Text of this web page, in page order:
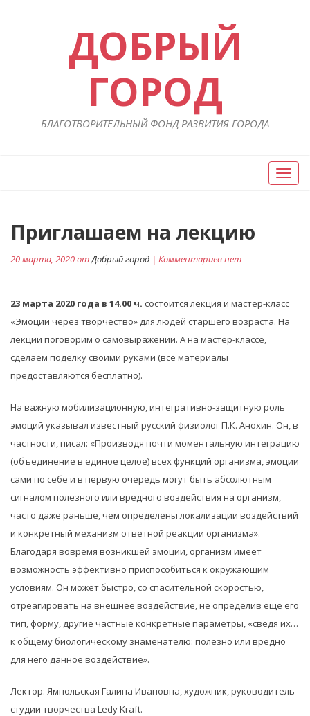
ДОБРЫЙ
ГОРОД
БЛАГОТВОРИТЕЛЬНЫЙ ФОНД РАЗВИТИЯ ГОРОДА
Вкл/
Выкл
Приглашаем на лекцию
20 марта, 2020 отДобрый город | Комментариев нет
23 марта 2020 года в 14.00 ч. состоится лекция и мастер-класс
«Эмоции через творчество» для людей старшего возраста. На
лекции поговорим о самовыражении. А на мастер-классе,
сделаем поделку своими руками (все материалы
предоставляются бесплатно).
На важную мобилизационную, интегративно-защитную роль
эмоций указывал известный русский физиолог П.К. Анохин. Он, в
частности, писал: «Производя почти моментальную интеграцию
(объединение в единое целое) всех функций организма, эмоции
сами по себе и в первую очередь могут быть абсолютным
сигналом полезного или вредного воздействия на организм,
часто даже раньше, чем определены локализации воздействий
и конкретный механизм ответной реакции организма».
Благодаря вовремя возникшей эмоции, организм имеет
возможность эффективно приспособиться к окружающим
условиям. Он может быстро, со спасительной скоростью,
отреагировать на внешнее воздействие, не определив еще его
тип, форму, другие частные конкретные параметры, «сведя их…
к общему биологическому знаменателю: полезно или вредно
для него данное воздействие».
Лектор: Ямпольская Галина Ивановна, художник, руководитель
студии творчества Ledy Kraft.
Навигация
по